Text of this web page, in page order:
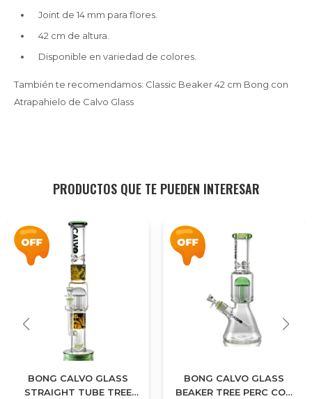
Joint de 14 mm para flores.
42 cm de altura.
Disponible en variedad de colores.
También te recomendamos: Classic Beaker 42 cm Bong con
Atrapahielo de Calvo Glass
PRODUCTOS QUE TE PUEDEN INTERESAR
BONG CALVO GLASS
STRAIGHT TUBE TREE
BONG CALVO GLASS
BEAKER TREE PERC CON